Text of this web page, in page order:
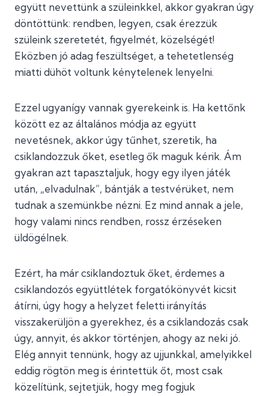
együtt nevettünk a szüleinkkel, akkor gyakran úgy
döntöttünk: rendben, legyen, csak érezzük
szüleink szeretetét, figyelmét, közelségét!
Eközben jó adag feszültséget, a tehetetlenség
miatti dühöt voltunk kénytelenek lenyelni.
Ezzel ugyanígy vannak gyerekeink is. Ha kettőnk
között ez az általános módja az együtt
nevetésnek, akkor úgy tűnhet, szeretik, ha
csiklandozzuk őket, esetleg ők maguk kérik. Ám
gyakran azt tapasztaljuk, hogy egy ilyen játék
után, „elvadulnak”, bántják a testvérüket, nem
tudnak a szemünkbe nézni. Ez mind annak a jele,
hogy valami nincs rendben, rossz érzéseken
üldögélnek.
Ezért, ha már csiklandoztuk őket, érdemes a
csiklandozós együttlétek forgatókönyvét kicsit
átírni, úgy hogy a helyzet feletti irányítás
visszakerüljön a gyerekhez, és a csiklandozás csak
úgy, annyit, és akkor történjen, ahogy az neki jó.
Elég annyit tennünk, hogy az ujjunkkal, amelyikkel
eddig rögtön meg is érintettük őt, most csak
közelítünk, sejtetjük, hogy meg fogjuk